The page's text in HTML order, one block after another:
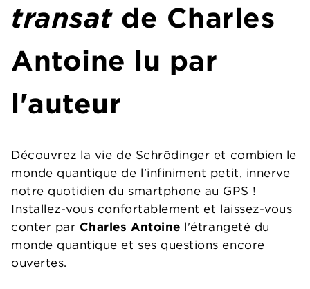
transat de Charles
Antoine lu par
l'auteur
Découvrez la vie de Schrödinger et combien le
monde quantique de l'infiniment petit, innerve
notre quotidien du smartphone au GPS !
Installez-vous confortablement et laissez-vous
conter par Charles Antoine l'étrangeté du
monde quantique et ses questions encore
ouvertes.